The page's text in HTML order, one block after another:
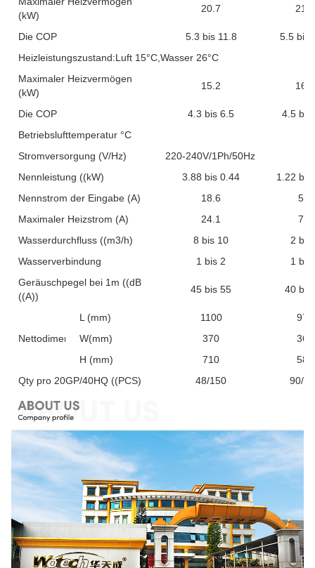
(kW)
20.7 21.2
Die COP 5.3 bis 11.8
5.5 bis
Heizleistungszustand:Luft 15°C,Wasser 26°C
Maximaler Heizvermögen
(kW)
15.2 16.1
Die COP 4.3 bis 6.5
4.5 bis
Betriebslufttemperatur °C
Stromversorgung (V/Hz)
220-240V/1Ph/50Hz
Nennleistung ((kW)
3.88 bis 0.44
1.22 bis
Nennstrom der Eingabe (A)
18.6
5.8
Maximaler Heizstrom (A)
24.1
7.5
Wasserdurchfluss ((m3/h)
8 bis 10
2 bis
Wasserverbindung
1 bis 2
1 bis
Geräuschpegel bei 1m ((dB
((A))
45 bis 55 40 bis
Nettodimension
L (mm) 1100
970
W(mm)
370
360
H (mm)
710
585
Qty pro 20GP/40HQ ((PCS)
48/150 90/